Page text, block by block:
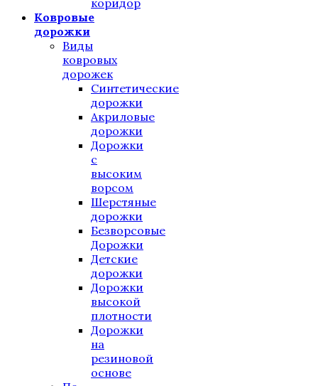
коридор
Ковровые
дорожки
Виды
ковровых
дорожек
Синтетические
дорожки
Акриловые
дорожки
Дорожки
с
высоким
ворсом
Шерстяные
дорожки
Безворсовые
Дорожки
Детские
дорожки
Дорожки
высокой
плотности
Дорожки
на
резиновой
основе